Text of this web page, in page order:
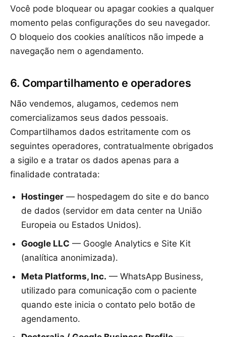
Você pode bloquear ou apagar cookies a qualquer
momento pelas configurações do seu navegador.
O bloqueio dos cookies analíticos não impede a
navegação nem o agendamento.
6. Compartilhamento e operadores
Não vendemos, alugamos, cedemos nem
comercializamos seus dados pessoais.
Compartilhamos dados estritamente com os
seguintes operadores, contratualmente obrigados
a sigilo e a tratar os dados apenas para a
finalidade contratada:
Hostinger — hospedagem do site e do banco
de dados (servidor em data center na União
Europeia ou Estados Unidos).
Google LLC — Google Analytics e Site Kit
(analítica anonimizada).
Meta Platforms, Inc. — WhatsApp Business,
utilizado para comunicação com o paciente
quando este inicia o contato pelo botão de
agendamento.